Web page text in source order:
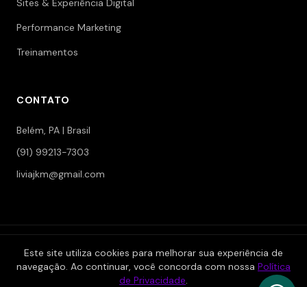
Sites & Experiência Digital
Performance Marketing
Treinamentos
CONTATO
Belém, PA | Brasil
(91) 99213-7303
liviajkm@gmail.com
© 2006-2026 Jokerman — Branding & Marketing. Todos os
direitos reservados.
Política de Privacidade |Termos de Serviço Área Restrita
Este site utiliza cookies para melhorar sua experiência de
navegação. Ao continuar, você concorda com nossa Política
de Privacidade.